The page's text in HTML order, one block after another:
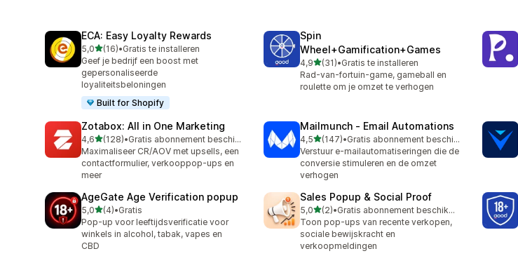
ECA: Easy Loyalty Rewards
5,0van 5 sterren
(16)
16 recensies in totaal
•Gratis te installeren
Geef je bedrijf een boost met
gepersonaliseerde
loyaliteitsbeloningen
Built for Shopify
Spin
Wheel+Gamification+Games
4,9van 5 sterren
(31)
31 recensies in totaal
•Gratis te installeren
Rad-van-fortuin-game, gameball en
roulette om je omzet te verhogen
Zotabox: All in One Marketing
4,6van 5 sterren
(128)
128 recensies in totaal
•
Gratis abonnement beschikbaar
Maximaliseer CR/AOV met upsells, een
contactformulier, verkooppop-ups en
meer
Mailmunch ‑ Email Automations
4,5van 5 sterren
(147)
147 recensies in totaal
•
Gratis abonnement beschikbaar
Verstuur e-mailautomatiseringen die de
conversie stimuleren en de omzet
verhogen
AgeGate Age Verification popup
5,0van 5 sterren
(4)
4 recensies in totaal
•Gratis
Pop-up voor leeftijdsverificatie voor
winkels in alcohol, tabak, vapes en
CBD
Sales Popup & Social Proof
5,0van 5 sterren
(2)
2 recensies in totaal
•
Gratis abonnement beschikbaar
Toon pop-ups van recente verkopen,
sociale bewijskracht en
verkoopmeldingen